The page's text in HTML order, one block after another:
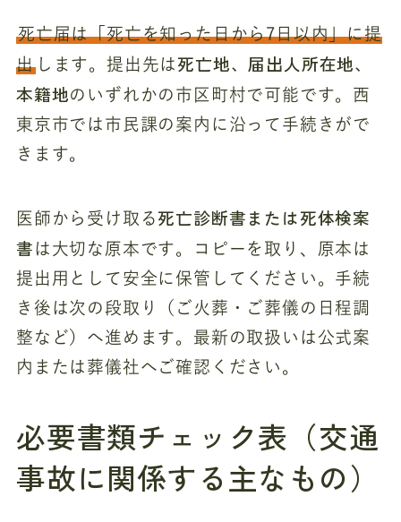
死亡届は「死亡を知った日から7日以内」に提
出します。提出先は 死亡地、届出人所在地、
本籍地のいずれかの市区町村で可能です。西
東京市では市民課の案内に沿って手続きがで
きます。
医師から受け取る 死亡診断書または死体検案
書 は大切な原本です。コピーを取り、原本は
提出用として安全に保管してください。手続
き後は次の段取り（ご火葬・ご葬儀の日程調
整など）へ進めます。最新の取扱いは公式案
内または葬儀社へご確認ください。
必要書類チェック表（交通
事故に関係する主なもの）